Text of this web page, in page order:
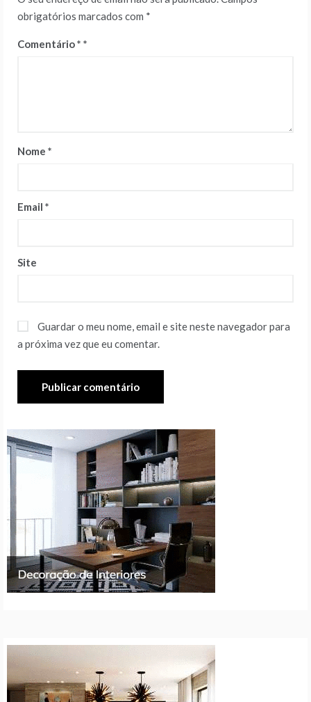
obrigatórios marcados com *
Comentário*
Nome *
Email *
Site
Guardar o meu nome, email e site neste navegador para
a próxima vez que eu comentar.